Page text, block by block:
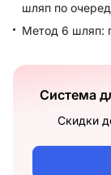
шляп по
Метод 6 шляп:
Система
Скидки